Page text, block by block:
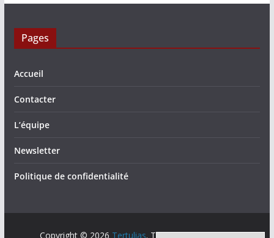
Pages
Accueil
Contacter
L’équipe
Newsletter
Politique de confidentialité
Copyright © 2026 Tertulias. Tous droits réservés.